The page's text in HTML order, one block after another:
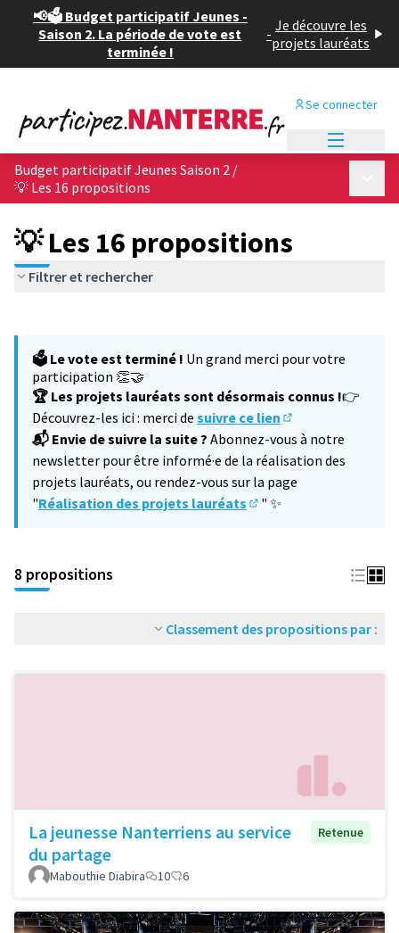
📢🗳️ Budget participatif Jeunes -
Saison 2. La période de vote est
terminée !
- Je découvre les
projets lauréats
Se connecter
Budget participatif Jeunes Saison 2 /
💡 Les 16 propositions
💡 Les 16 propositions
Filtrer et rechercher
−
🗳️ Le vote est terminé ! Un grand merci pour votre
participation 👏🤝
🏆 Les projets lauréats sont désormais connus !👉
Découvrez-les ici : merci de suivre ce lien
(S'ouvre dans un
📬 Envie de suivre la suite ? Abonnez-vous à notre
newsletter pour être informé·e de la réalisation des
projets lauréats, ou rendez-vous sur la page
"Réalisation des projets lauréats
" ✨
8 propositions
Classement des propositions par :
La jeunesse Nanterriens au service
du partage
Retenue
Mabouthie Diabira 10 6